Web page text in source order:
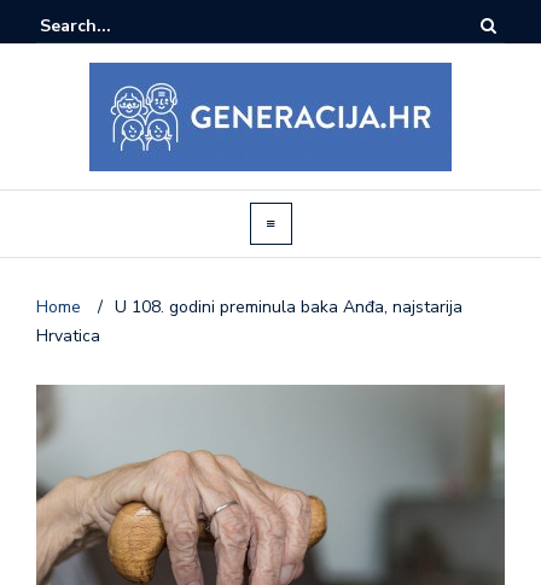
Home / U 108. godini preminula baka Anđa, najstarija
Hrvatica